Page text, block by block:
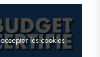
les cookies